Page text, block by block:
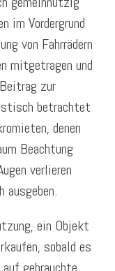
im Vordergrund
von Fahrrädern
mitgetragen und
zur
betrachtet
denen
Beachtung
verlieren
ein Objekt
sobald es